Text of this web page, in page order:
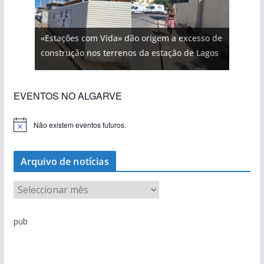
«Estações com Vida» dão origem a excesso de
construção nos terrenos da estação de Lagos
EVENTOS NO ALGARVE
Não existem eventos futuros.
Arquivo de notícias
r
pub